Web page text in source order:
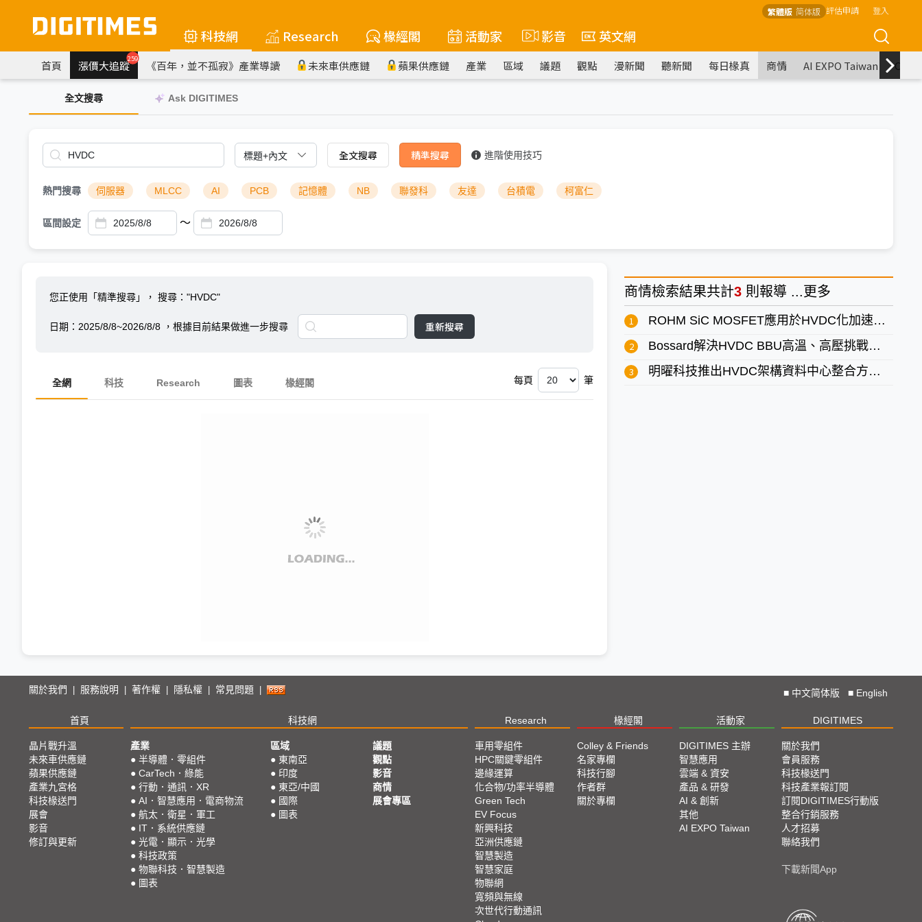
繁體版 简体版 評估申請 登入
科技網 Research 椽經閣 活動家 影音 英文網
首頁 漲價大追蹤259 《百年，並不孤寂》產業導讀 未來車供應鏈 蘋果供應鏈 產業 區域 議題 觀點 漫新聞 聽新聞 每日椽真 商情 AI EXPO Taiwan
全文搜尋 Ask DIGITIMES
全文搜尋 精準搜尋 進階使用技巧
熱門搜尋 伺服器 MLCC AI PCB 記憶體 NB 聯發科 友達 台積電 柯富仁
區間設定 ～
您正使用「精準搜尋」， 搜尋："HVDC"
日期： 2025/8/8~2026/8/8 ，根據目前結果做進一步搜尋 重新搜尋
全網 科技 Research 圖表 椽經閣 每頁 筆
商情檢索結果共計3 則報導 ... 更多
ROHM SiC MOSFET應用於HVDC化加速發展的AI伺服器電源BBU
Bossard解決HVDC BBU高溫、高壓挑戰：為AI伺服器打造「零鬆動」電力傳輸鏈
明曜科技推出HVDC架構資料中心整合方案 開啟零風險儲能新時代
關於我們 服務說明 著作權 隱私權 常見問題 ■ 中文简体版 ■ English
首頁 科技網 Research 椽經閣 活動家 DIGITIMES
晶片戰升溫
未來車供應鏈
蘋果供應鏈
產業九宮格
科技椽送門
展會
影音
修訂與更新
產業
● 半導體．零組件
● CarTech．綠能
● 行動．通訊．XR
● AI．智慧應用．電商物流
● 航太．衛星．軍工
● IT．系統供應鏈
● 光電．顯示．光學
● 科技政策
● 物聯科技．智慧製造
● 圖表
區域
● 東南亞
● 印度
● 東亞/中國
● 國際
● 圖表
議題
觀點
影音
商情
展會專區
車用零組件
HPC關鍵零組件
邊緣運算
化合物/功率半導體
Green Tech
EV Focus
新興科技
亞洲供應鏈
智慧製造
智慧家庭
物聯網
寬頻與無線
次世代行動通訊
Colley & Friends
名家專欄
科技行腳
作者群
關於專欄
DIGITIMES 主辦
智慧應用
雲端 & 資安
產品 & 研發
AI & 創新
其他
AI EXPO Taiwan
關於我們
會員服務
科技椽送門
科技產業報訂閱
訂閱DIGITIMES行動版
整合行銷服務
人才招募
聯絡我們
下載新聞App